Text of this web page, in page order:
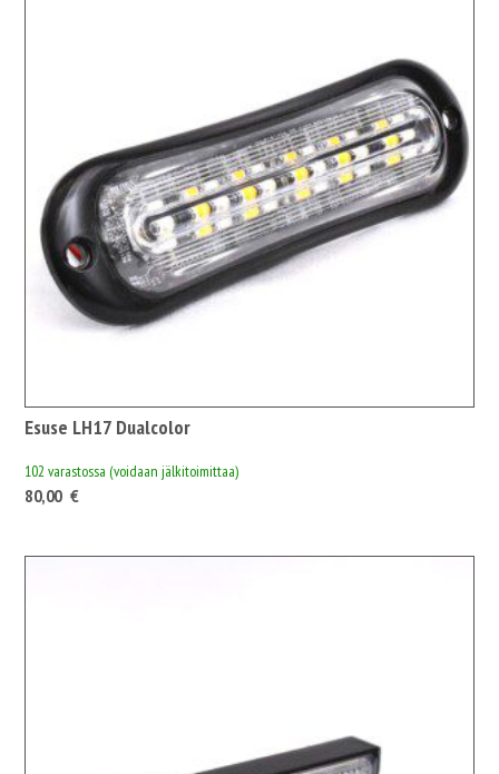
Esuse LH17 Dualcolor
102 varastossa (voidaan jälkitoimittaa)
80,00 €